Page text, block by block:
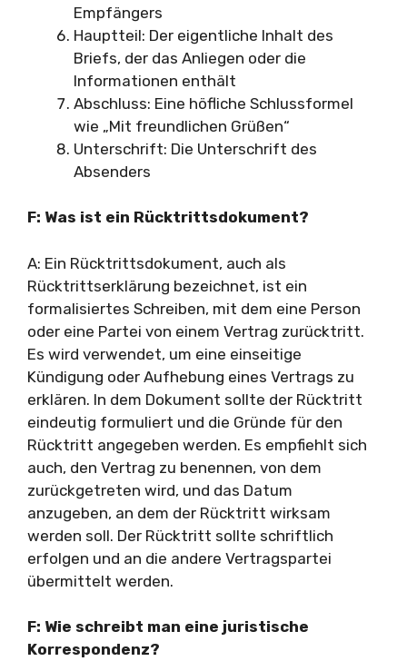
Empfängers
Hauptteil: Der eigentliche Inhalt des
Briefs, der das Anliegen oder die
Informationen enthält
Abschluss: Eine höfliche Schlussformel
wie „Mit freundlichen Grüßen“
Unterschrift: Die Unterschrift des
Absenders
F: Was ist ein Rücktrittsdokument?
A: Ein Rücktrittsdokument, auch als
Rücktrittserklärung bezeichnet, ist ein
formalisiertes Schreiben, mit dem eine Person
oder eine Partei von einem Vertrag zurücktritt.
Es wird verwendet, um eine einseitige
Kündigung oder Aufhebung eines Vertrags zu
erklären. In dem Dokument sollte der Rücktritt
eindeutig formuliert und die Gründe für den
Rücktritt angegeben werden. Es empfiehlt sich
auch, den Vertrag zu benennen, von dem
zurückgetreten wird, und das Datum
anzugeben, an dem der Rücktritt wirksam
werden soll. Der Rücktritt sollte schriftlich
erfolgen und an die andere Vertragspartei
übermittelt werden.
F: Wie schreibt man eine juristische
Korrespondenz?